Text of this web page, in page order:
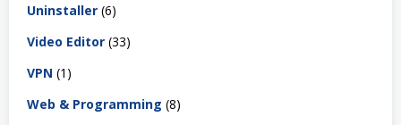
Uninstaller (6)
Video Editor (33)
VPN (1)
Web & Programming (8)